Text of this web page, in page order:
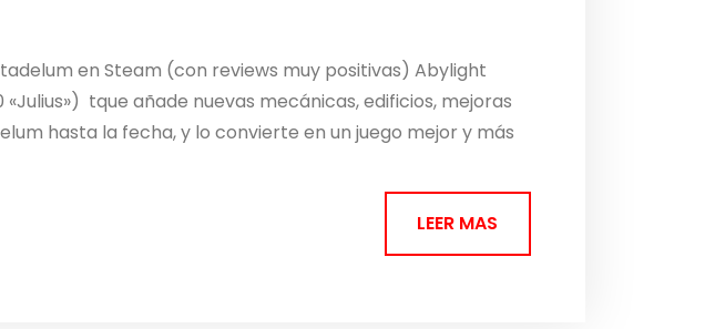
en Steam (con reviews muy positivas) Abylight
tque añade nuevas mecánicas, edificios, mejoras
hasta la fecha, y lo convierte en un juego mejor y más
LEER MAS